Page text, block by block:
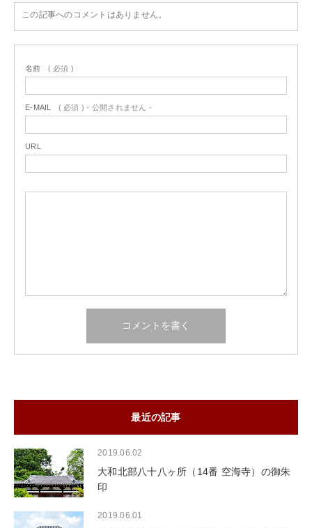
この記事へのコメントはありません。
名前 ( 必須 )
E-MAIL ( 必須 ) - 公開されません -
URL
最近の記事
2019.06.02
大和北部八十八ヶ所（14番 空海寺）の御朱
印
2019.06.01